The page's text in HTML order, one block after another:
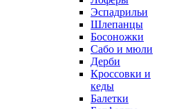
Эспадрильи
Шлепанцы
Босоножки
Сабо и мюли
Дерби
Кроссовки и
кеды
Балетки